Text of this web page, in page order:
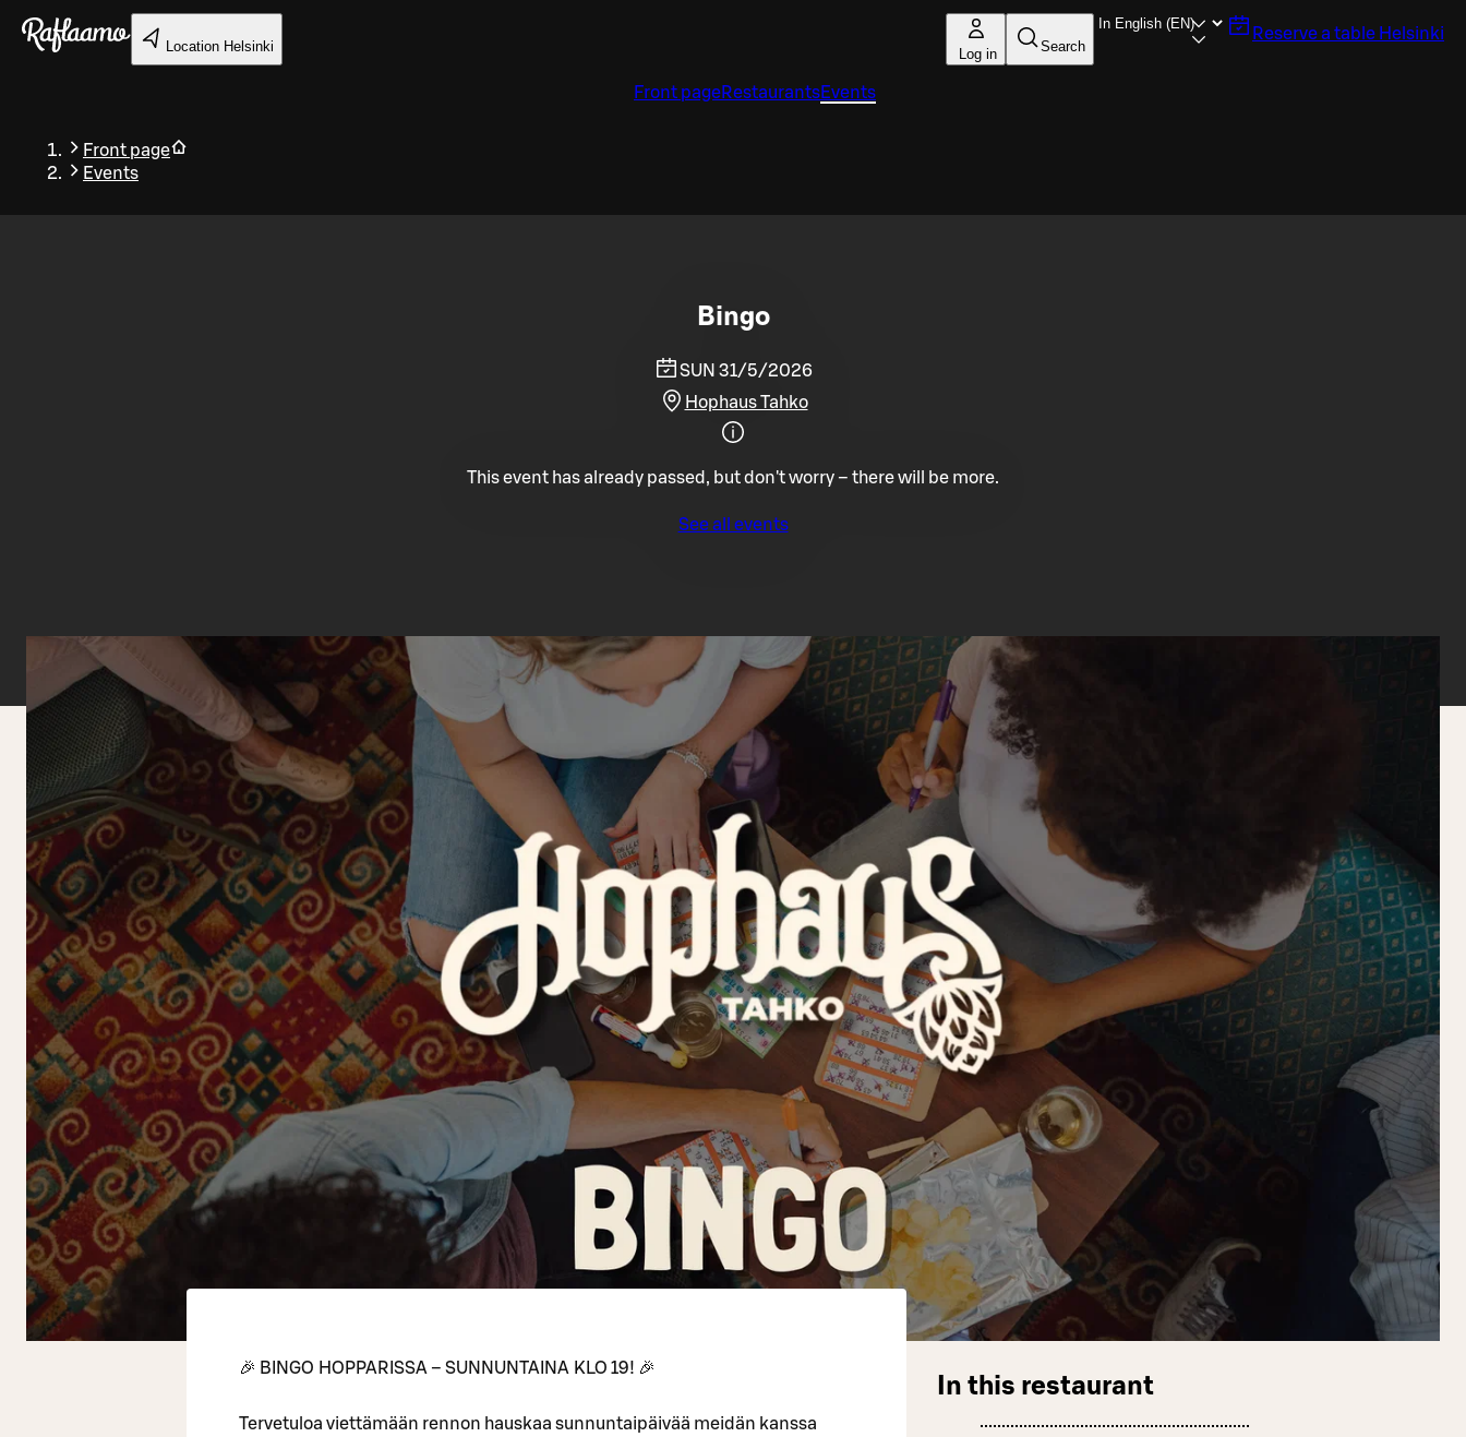
Skip to main content
Location Helsinki Log in Search
Reserve a table Helsinki
Front pageRestaurantsEvents
Front page
Events
Back
Bingo
SUN 31/5/2026
Hophaus Tahko
This event has already passed, but don't worry – there will be more.
See all events
🎉 BINGO HOPPARISSA – SUNNUNTAINA KLO 19! 🎉
Tervetuloa viettämään rennon hauskaa sunnuntaipäivää meidän kanssa
In this restaurant